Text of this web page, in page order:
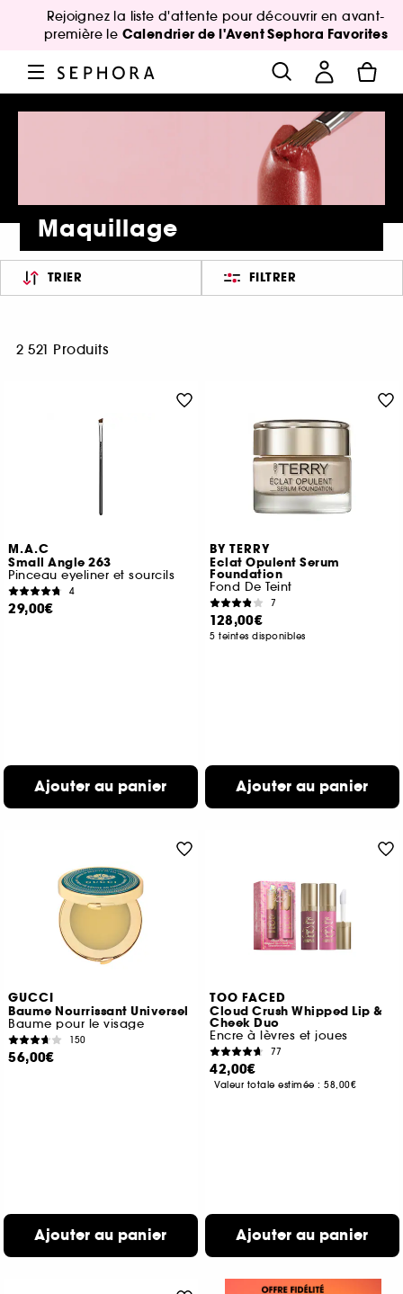
Rejoignez la liste d'attente pour découvrir en avant-
première le Calendrier de l'Avent Sephora Favorites
Maquillage
TRIER FILTRER
2 521 Produits
M.A.C
Small Angle 263
Pinceau eyeliner et sourcils
4
29,00€
Ajouter au panier
BY TERRY
Eclat Opulent Serum
Foundation
Fond De Teint
7
128,00€
5 teintes disponibles
Ajouter au panier
GUCCI
Baume Nourrissant Universel
Baume pour le visage
150
56,00€
Ajouter au panier
TOO FACED
Cloud Crush Whipped Lip &
Cheek Duo
Encre à lèvres et joues
77
42,00€
Valeur totale estimée :58,00€
Ajouter au panier